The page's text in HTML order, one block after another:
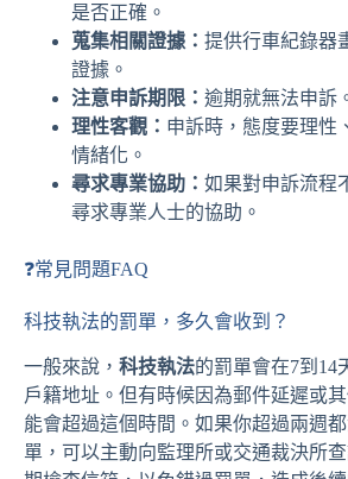
是否正確。
蒐集相關證據： 提供行車紀錄器
證據。
注意申訴期限： 逾期就無法申訴
理性客觀： 申訴時，態度要理性
情緒化。
尋求專業協助： 如果對申訴流程
尋求專業人士的協助。
❓常見問題FAQ
科技執法的罰單，多久會收到？
一般來說， 科技執法的罰單會在7到14
戶籍地址。但有時候因為郵件延遲或
能會超過這個時間。如果你超過兩週
單，可以主動向監理所或交通裁決所